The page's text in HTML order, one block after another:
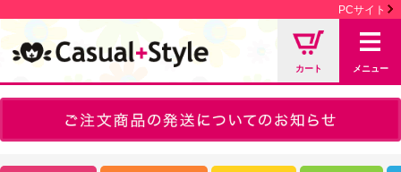
PCサイト
カート メニュー